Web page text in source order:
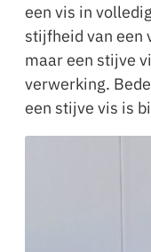
een vis in
stijfheid van een
maar een stijve
verwerking.
een stijve vis is